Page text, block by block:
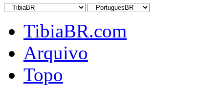
TibiaBR.com
Arquivo
Topo